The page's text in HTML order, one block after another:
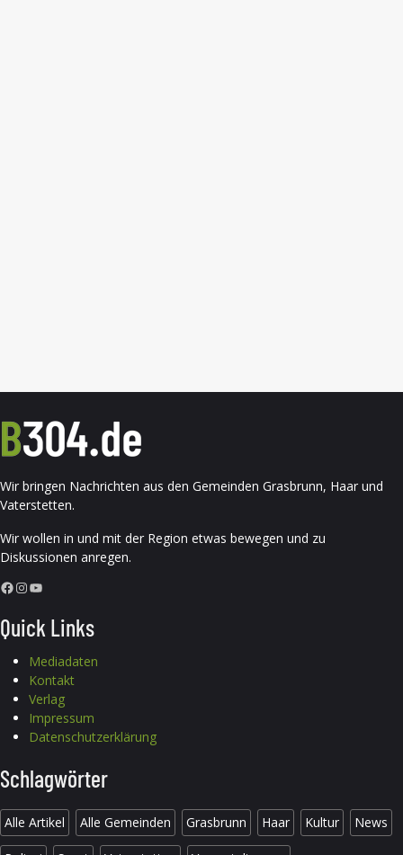
Wir bringen Nachrichten aus den Gemeinden Grasbrunn, Haar und
Vaterstetten.
Wir wollen in und mit der Region etwas bewegen und zu
Diskussionen anregen.
Facebook InstagramYouTube
Quick Links
Mediadaten
Kontakt
Verlag
Impressum
Datenschutzerklärung
Schlagwörter
Alle Artikel Alle Gemeinden Grasbrunn Haar Kultur News